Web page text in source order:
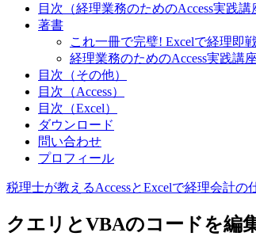
目次（経理業務のためのAccess実践講
著書
これ一冊で完璧! Excelで経理即
経理業務のためのAccess実践講
目次（その他）
目次（Access）
目次（Excel）
ダウンロード
問い合わせ
プロフィール
税理士が教えるAccessとExcelで経理会計
クエリとVBAのコードを編